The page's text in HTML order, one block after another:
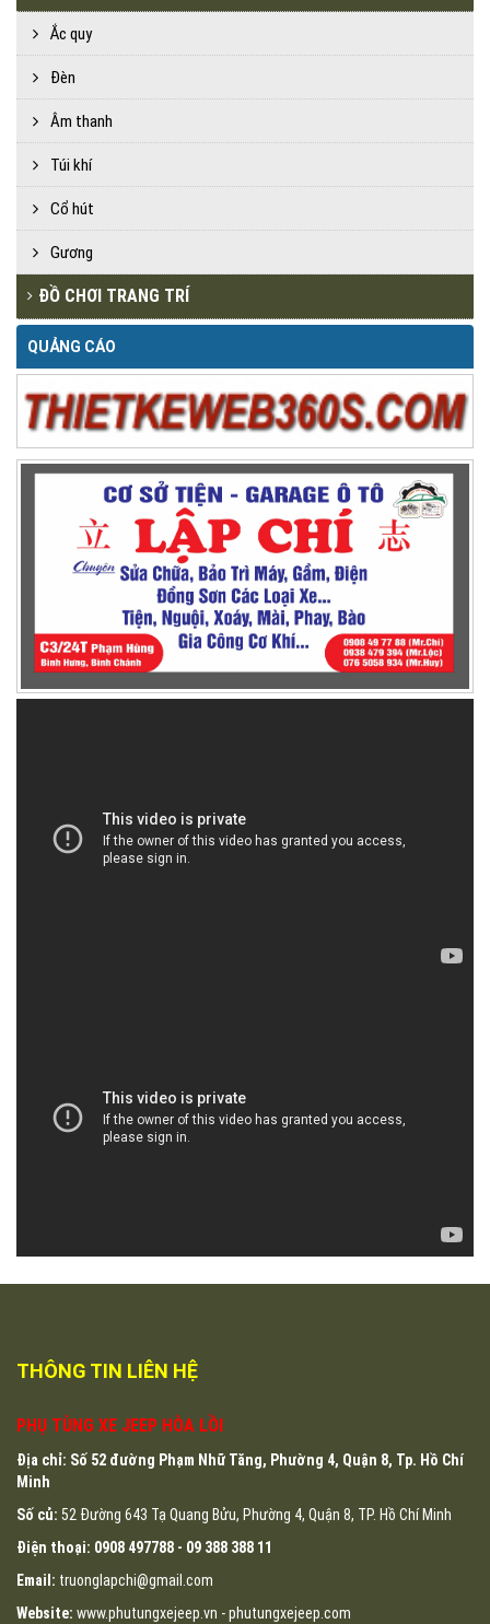
Ắc quy
Đèn
Âm thanh
Túi khí
Cổ hút
Gương
ĐỒ CHƠI TRANG TRÍ
QUẢNG CÁO
THÔNG TIN LIÊN HỆ
PHỤ TÙNG XE JEEP HÒA LỒI
Địa chỉ: Số 52 đường Phạm Nhữ Tăng, Phường 4, Quận 8, Tp. Hồ Chí
Minh
Số củ: 52 Đường 643 Tạ Quang Bửu, Phường 4, Quận 8, TP. Hồ Chí Minh
Điện thoại: 0908 497788 - 09 388 388 11
Email: truonglapchi@gmail.com
Website: www.phutungxejeep.vn - phutungxejeep.com